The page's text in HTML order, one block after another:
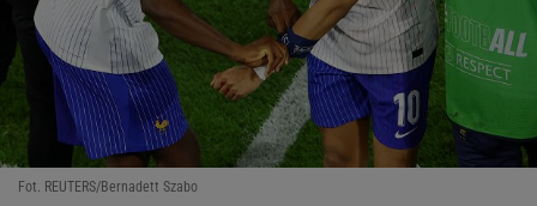
Fot. REUTERS/Bernadett Szabo